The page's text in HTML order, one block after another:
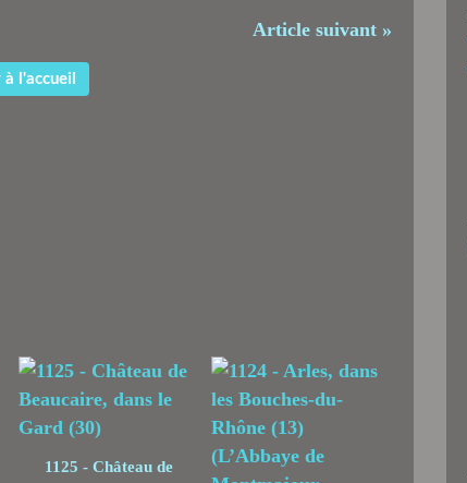
Article suivant »
à l'accueil
1125 - Château de